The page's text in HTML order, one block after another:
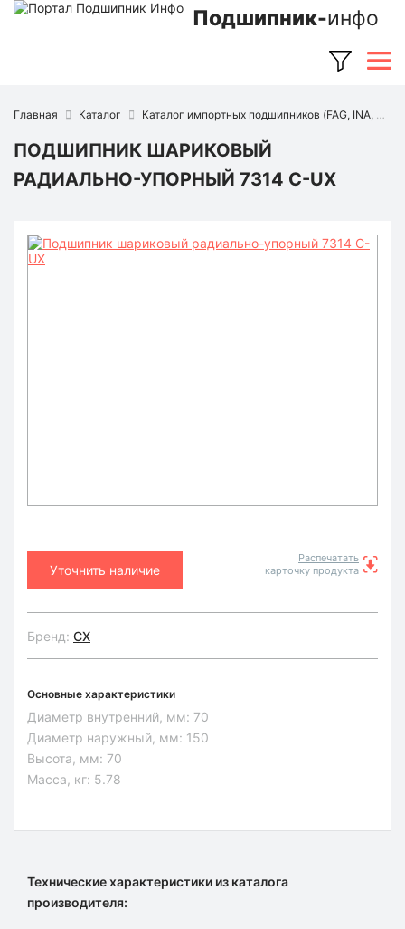
Подшипник-инфо
Главная Каталог Каталог импортных подшипников (FAG, INA, SKF, NSK, Timken и др.)
ПОДШИПНИК ШАРИКОВЫЙ
РАДИАЛЬНО-УПОРНЫЙ 7314 C-UX
Уточнить наличие
Распечатать
карточку продукта
Бренд: CX
Основные характеристики
Диаметр внутренний, мм: 70
Диаметр наружный, мм: 150
Высота, мм: 70
Масса, кг: 5.78
Технические характеристики из каталога
производителя: